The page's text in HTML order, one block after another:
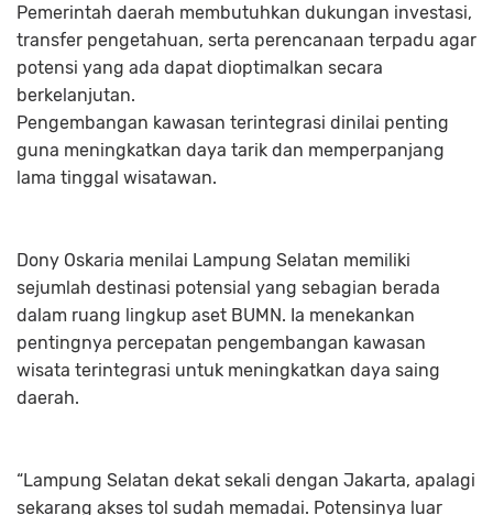
Pemerintah daerah membutuhkan dukungan investasi,
transfer pengetahuan, serta perencanaan terpadu agar
potensi yang ada dapat dioptimalkan secara
berkelanjutan.
Pengembangan kawasan terintegrasi dinilai penting
guna meningkatkan daya tarik dan memperpanjang
lama tinggal wisatawan.
Dony Oskaria menilai Lampung Selatan memiliki
sejumlah destinasi potensial yang sebagian berada
dalam ruang lingkup aset BUMN. Ia menekankan
pentingnya percepatan pengembangan kawasan
wisata terintegrasi untuk meningkatkan daya saing
daerah.
“Lampung Selatan dekat sekali dengan Jakarta, apalagi
sekarang akses tol sudah memadai. Potensinya luar